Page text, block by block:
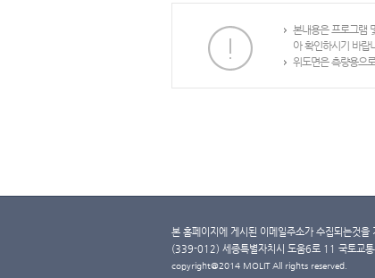
본내용은 프로그램
아 확인하시기 바랍
위도면은 측량용으
본 홈페이지에 게시된 이메일주소가 수집되는것
(339-012) 세종특별자치시 도움6로 11 국토
copyright@2014 MOLIT All rights reserved.